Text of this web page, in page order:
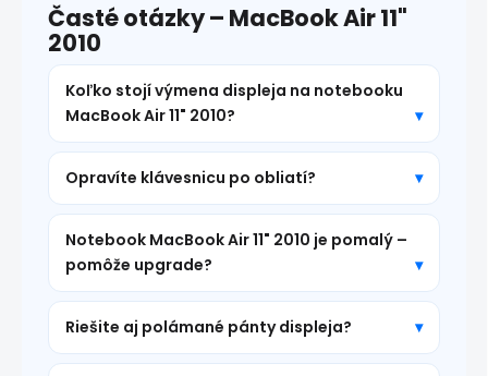
Časté otázky – MacBook Air 11"
2010
Koľko stojí výmena displeja na notebooku
MacBook Air 11" 2010?
Opravíte klávesnicu po obliatí?
Notebook MacBook Air 11" 2010 je pomalý –
pomôže upgrade?
Riešite aj polámané pánty displeja?